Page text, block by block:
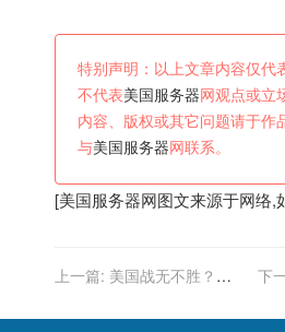
特别声明：以上文章内容仅代
不代表美国服务器 网观点或立
内容、版权或其它问题请于作
与美国服务器 网联系。
[美国服务器网图文来源于网络,
上一篇: 美国战无不胜？美
输得一次比一次惨
下